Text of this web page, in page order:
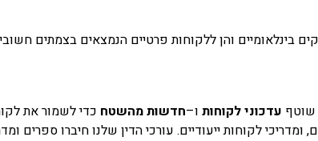
בינלאומיים והן ללקוחות פרטיים הנמצאים בצמתים
שוטף עדכוני לקוחות ו–חדשות מהשטח כדי לשמור את
לקוחות ייעודיים. עורכי הדין שלנו חיברו ספרים